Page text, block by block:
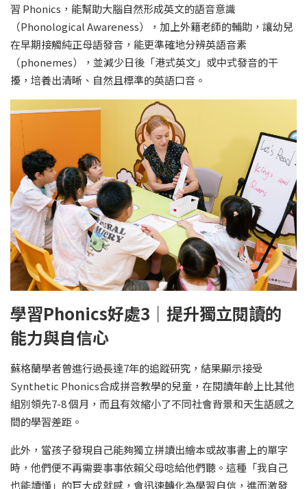
習 Phonics，能幫助大腦自然形成英文的語音意識
（Phonological Awareness），加上外籍老師的輔助，讓幼兒
在早期接觸純正母語發音，能更準確地分辨英語音素
（phonemes），並減少日後「港式英文」或中式發音的干
擾，培養出清晰、自然且標準的英語口音。
學習Phonics好處3｜提升獨立閱讀的
能力與自信心
蘇格蘭學者曾進行過長達7年的追蹤研究，結果顯示接受
Synthetic Phonics合成拼音教學的兒童，在閱讀年齡上比其他
組別領先7-8 個月，而且有效縮小了不同社會背景和天生語感之
間的學習差距。
此外，當孩子發現自己能夠獨立拼讀出繪本或故事書上的單字
時，他們便不再需要事事依賴父母唸給他們聽。這種「我自己
也能讀懂」的巨大成就感，會迅速轉化為學習自信，進而激發